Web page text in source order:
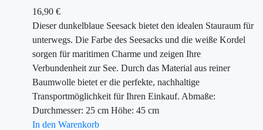
16,90 €
Dieser dunkelblaue Seesack bietet den idealen Stauraum für
unterwegs. Die Farbe des Seesacks und die weiße Kordel
sorgen für maritimen Charme und zeigen Ihre
Verbundenheit zur See. Durch das Material aus reiner
Baumwolle bietet er die perfekte, nachhaltige
Transportmöglichkeit für Ihren Einkauf. Abmaße:
Durchmesser: 25 cm Höhe: 45 cm
In den Warenkorb